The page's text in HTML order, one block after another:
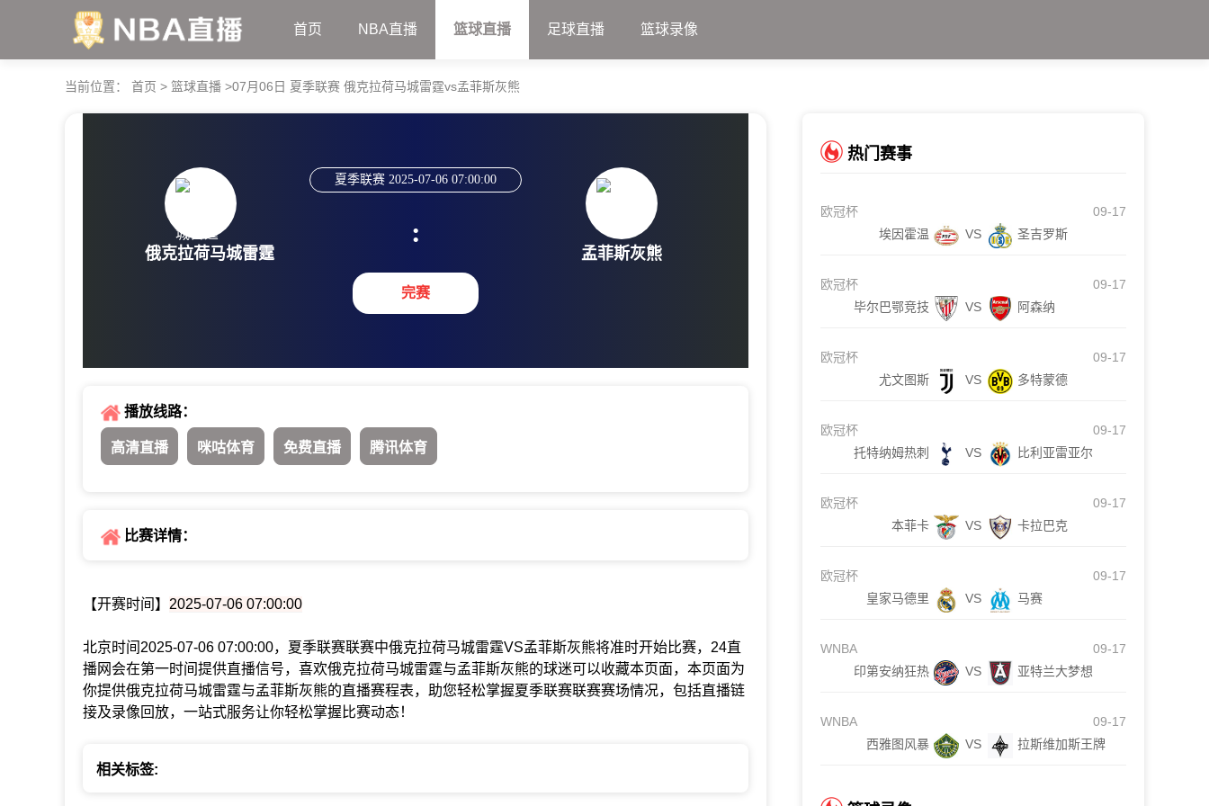
首页 NBA直播 篮球直播 足球直播 篮球录像
当前位置： 首页 > 篮球直播 >07月06日 夏季联赛 俄克拉荷马城雷霆vs孟菲斯灰熊
俄克拉荷马城雷霆
夏季联赛 2025-07-06 07:00:00
:
完赛
孟菲斯灰熊
播放线路：
高清直播 咪咕体育 免费直播 腾讯体育
比赛详情：
【开赛时间】 2025-07-06 07:00:00
北京时间2025-07-06 07:00:00，夏季联赛联赛中俄克拉荷马城雷霆VS孟菲斯灰熊将准时开始比赛，24直
播网会在第一时间提供直播信号，喜欢俄克拉荷马城雷霆与孟菲斯灰熊的球迷可以收藏本页面，本页面为
你提供俄克拉荷马城雷霆与孟菲斯灰熊的直播赛程表，助您轻松掌握夏季联赛联赛赛场情况，包括直播链
接及录像回放，一站式服务让你轻松掌握比赛动态！
相关标签:
热门赛事
欧冠杯
09-17
埃因霍温
VS 圣吉罗斯
欧冠杯
09-17
毕尔巴鄂竞技
VS 阿森纳
欧冠杯
09-17
尤文图斯
VS 多特蒙德
欧冠杯
09-17
托特纳姆热刺
VS 比利亚雷亚尔
欧冠杯
09-17
本菲卡
VS 卡拉巴克
欧冠杯
09-17
皇家马德里
VS 马赛
WNBA
09-17
印第安纳狂热
VS 亚特兰大梦想
WNBA
09-17
西雅图风暴
VS 拉斯维加斯王牌